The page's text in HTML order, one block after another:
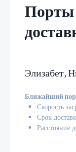
Элизабет,
Ближайший
Скорость
Срок
Расстояние